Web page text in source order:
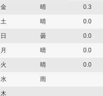
金 晴 0.3
土 晴 0.0
日 曇 0.0
月 晴 0.0
火 晴 0.0
水 雨
木